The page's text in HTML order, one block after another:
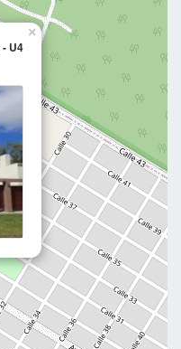
U4
×